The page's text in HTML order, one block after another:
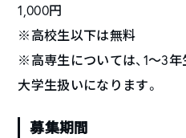
1,000円
※高校生以下は無料
※高専生については、1～3
大学生扱いになります。
募集期間